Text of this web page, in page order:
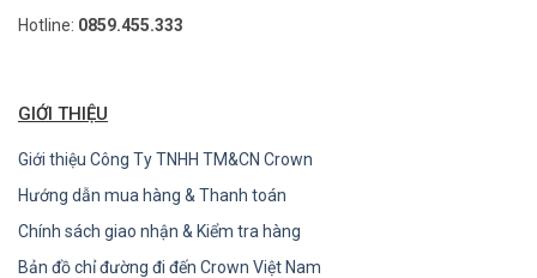
Hotline: 0859.455.333
GIỚI THIỆU
Giới thiệu Công Ty TNHH TM&CN Crown
Hướng dẫn mua hàng & Thanh toán
Chính sách giao nhận & Kiểm tra hàng
Bản đồ chỉ đường đi đến Crown Việt Nam